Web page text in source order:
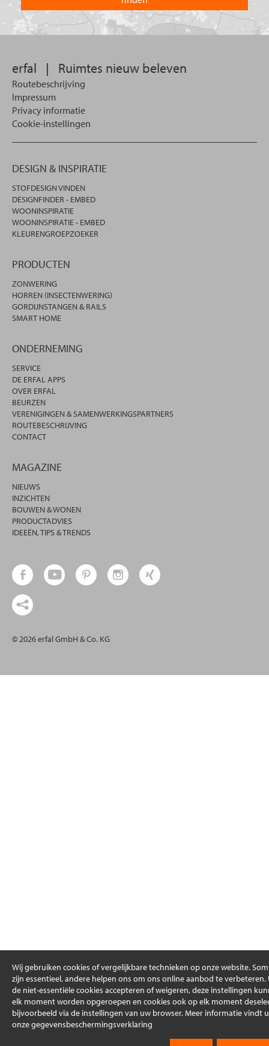
Wij gebruiken cookies of vergelijkbare technieken op onze website.
zijn essentieel, andere helpen ons om ons online aanbod te verbeteren.
de niet-essentiële cookies accepteren of weigeren, deze instellingen
elk moment worden opgeroepen en cookies ook op elk moment
bijvoorbeeld via de instellingen van uw browser. Meer informatie vindt
onze gegevensbeschermingsverklaring
u
wilt
zoeken.
erfal | Ruimtes nieuw beleven
Routebeschrijving
Impressum
Privacy informatie
Cookie-instellingen
DESIGN & INSPIRATIE
STOFDESIGN VINDEN
DESIGNFINDER - EMBED
WOONINSPIRATIE
WOONINSPIRATIE - EMBED
KLEURENGROEPZOEKER
PRODUCTEN
ZONWERING
HORREN (INSECTENWERING)
GORDIJNSTANGEN & RAILS
SMART HOME
ONDERNEMING
SERVICE
DE ERFAL APPS
OVER ERFAL
BEURZEN
VERENIGINGEN & SAMENWERKINGSPARTNERS
ROUTEBESCHRIJVING
CONTACT
MAGAZINE
NIEUWS
INZICHTEN
BOUWEN & WONEN
PRODUCTADVIES
IDEEËN, TIPS & TRENDS
© 2026 erfal GmbH & Co. KG